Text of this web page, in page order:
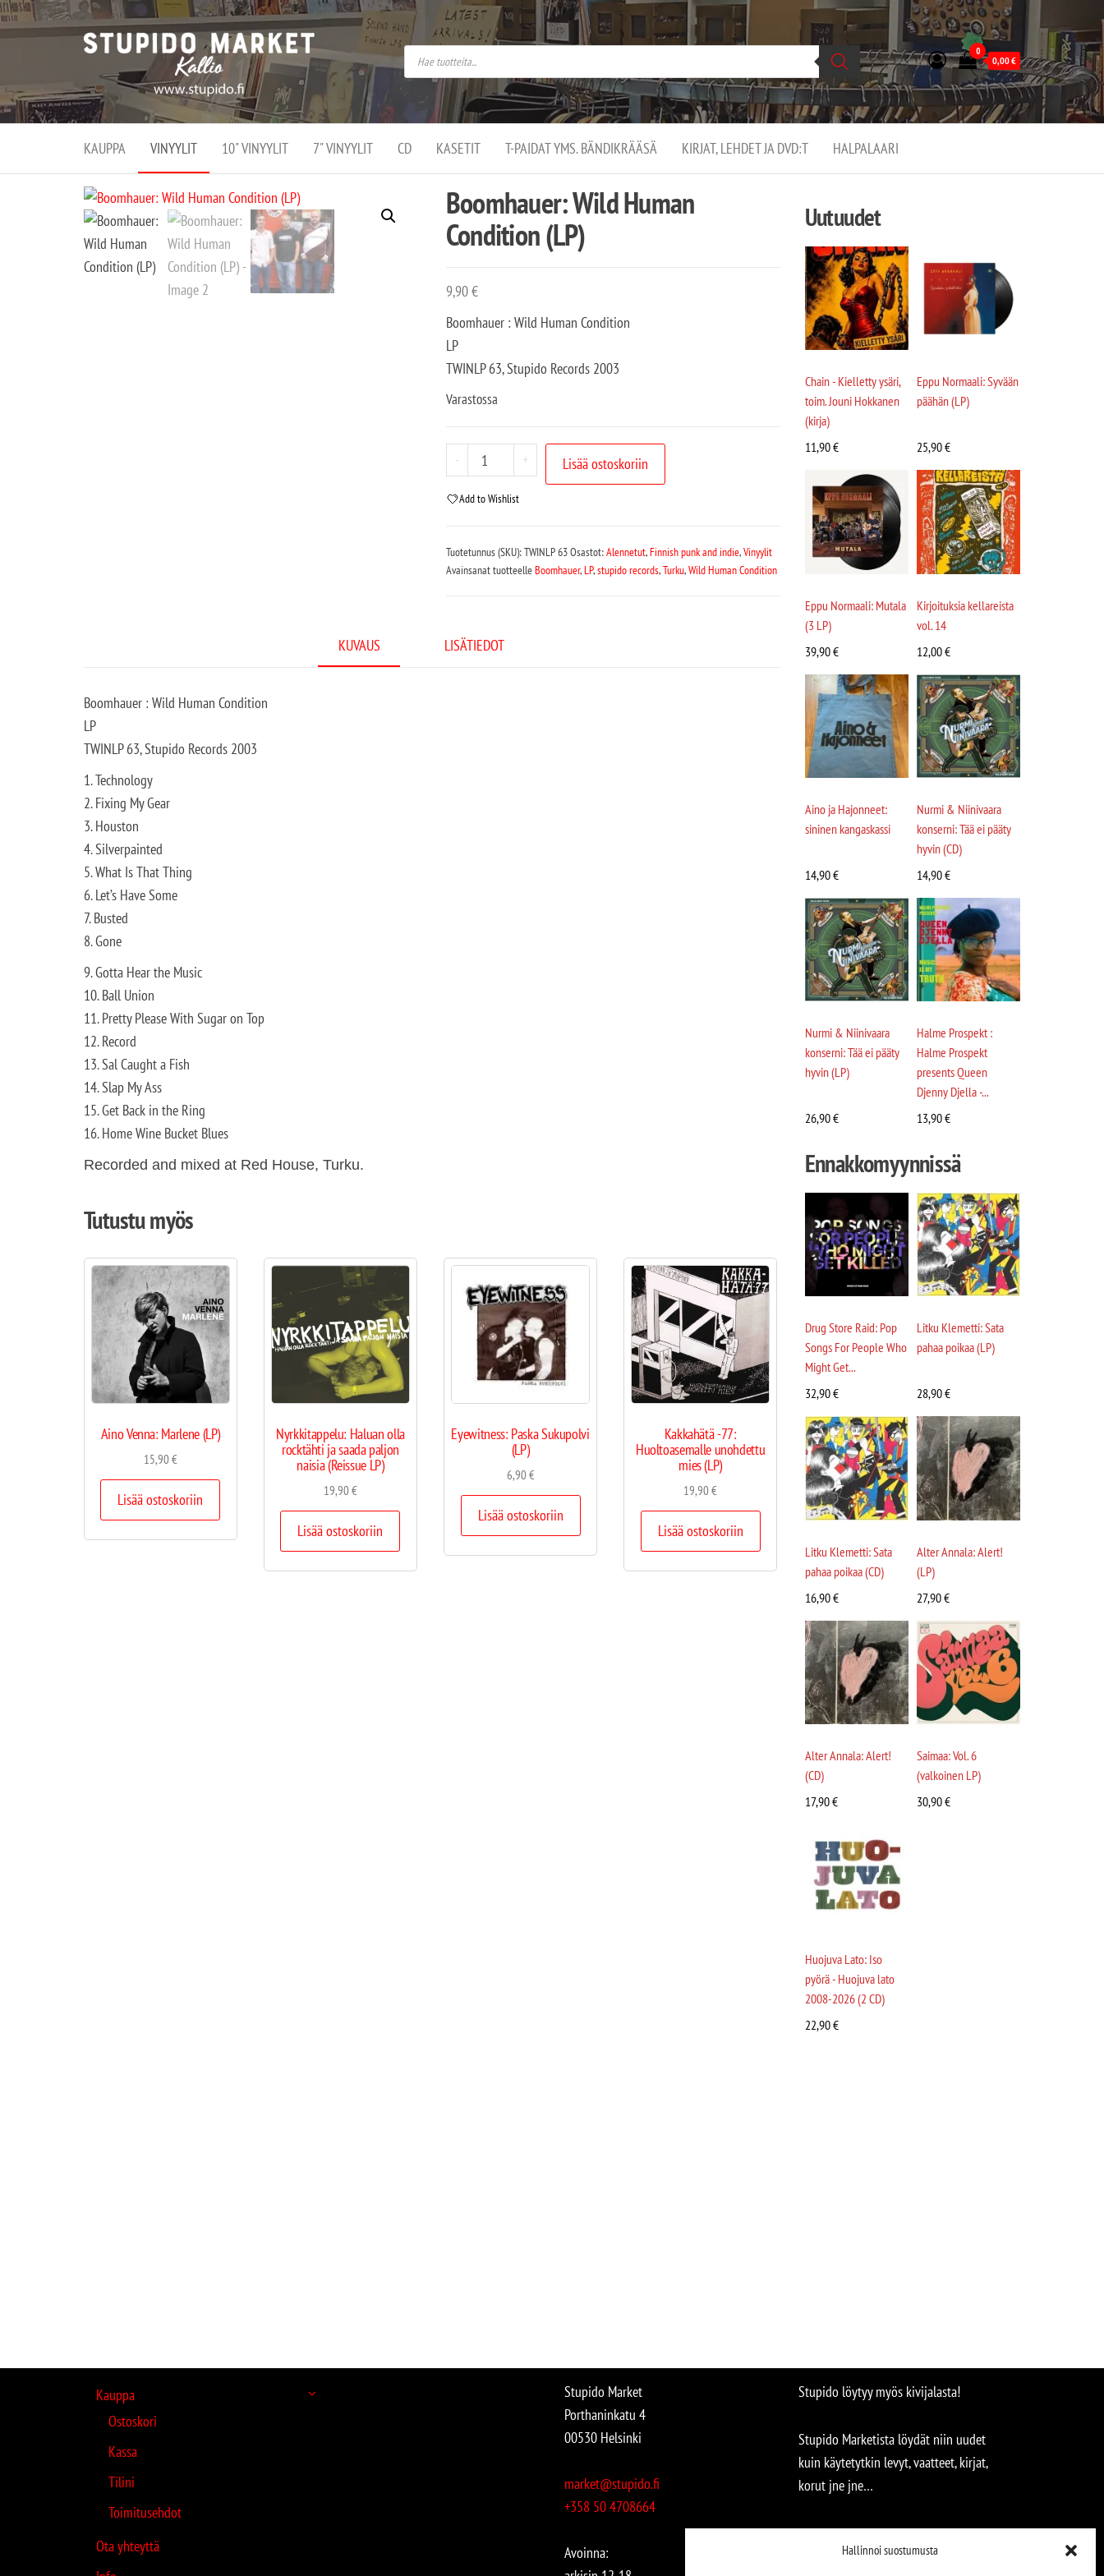
Hallinnoi suostumusta
Stupido
Market –
verkossa
ja
kivijalassa
Stupido Market on
vaihtoehtomusaan
erikoistunut
verkko- sekä
kivijalkakauppa
Helsingissä
Kallion
0
0,00€
KAUPPA VINYYLIT 10" VINYYLIT 7" VINYYLIT CD KASETIT T-PAIDAT YMS. BÄNDIKRÄÄSÄ KIRJAT, LEHDET JA DVD:T HALPALAARI
Boomhauer: Wild Human
Condition (LP)
9,90€
Boomhauer : Wild Human Condition
LP
TWINLP 63, Stupido Records 2003
Varastossa
- + Lisää ostoskoriin
Add to Wishlist
Tuotetunnus (SKU):TWINLP 63Osastot:Alennetut,Finnish punk and indie,Vinyylit
Avainsanat tuotteelleBoomhauer,LP,stupido records,Turku,Wild Human Condition
KUVAUS LISÄTIEDOT
Boomhauer : Wild Human Condition
LP
TWINLP 63, Stupido Records 2003
1. Technology
2. Fixing My Gear
3. Houston
4. Silverpainted
5. What Is That Thing
6. Let’s Have Some
7. Busted
8. Gone
9. Gotta Hear the Music
10. Ball Union
11. Pretty Please With Sugar on Top
12. Record
13. Sal Caught a Fish
14. Slap My Ass
15. Get Back in the Ring
16. Home Wine Bucket Blues
Recorded and mixed at Red House, Turku.
Tutustu myös
Aino Venna: Marlene (LP)
15,90€
Lisää ostoskoriin
Nyrkkitappelu: Haluan olla
rocktähti ja saada paljon
naisia (Reissue LP)
19,90€
Lisää ostoskoriin
Eyewitness: Paska Sukupolvi
(LP)
6,90€
Lisää ostoskoriin
Kakkahätä -77:
Huoltoasemalle unohdettu
mies (LP)
19,90€
Lisää ostoskoriin
Uutuudet
Chain - Kielletty ysäri,
toim. Jouni Hokkanen
(kirja)
11,90€
Eppu Normaali: Syvään
päähän (LP)
25,90€
Eppu Normaali: Mutala
(3 LP)
39,90€
Kirjoituksia kellareista
vol. 14
12,00€
Aino ja Hajonneet:
sininen kangaskassi
14,90€
Nurmi & Niinivaara
konserni: Tää ei pääty
hyvin (CD)
14,90€
Nurmi & Niinivaara
konserni: Tää ei pääty
hyvin (LP)
26,90€
Halme Prospekt :
Halme Prospekt
presents Queen
Djenny Djella -...
13,90€
Ennakkomyynnissä
Drug Store Raid: Pop
Songs For People Who
Might Get...
32,90€
Litku Klemetti: Sata
pahaa poikaa (LP)
28,90€
Litku Klemetti: Sata
pahaa poikaa (CD)
16,90€
Alter Annala: Alert!
(LP)
27,90€
Alter Annala: Alert!
(CD)
17,90€
Saimaa: Vol. 6
(valkoinen LP)
30,90€
Huojuva Lato: Iso
pyörä - Huojuva lato
2008-2026 (2 CD)
22,90€
Kauppa
Ostoskori
Kassa
Tilini
Toimitusehdot
Ota yhteyttä
Stupido Market
Porthaninkatu 4
00530 Helsinki
market@stupido.fi
+358 50 4708664
Avoinna:
Stupido löytyy myös kivijalasta!
Stupido Marketista löydät niin uudet
kuin käytetytkin levyt, vaatteet, kirjat,
korut jne jne…